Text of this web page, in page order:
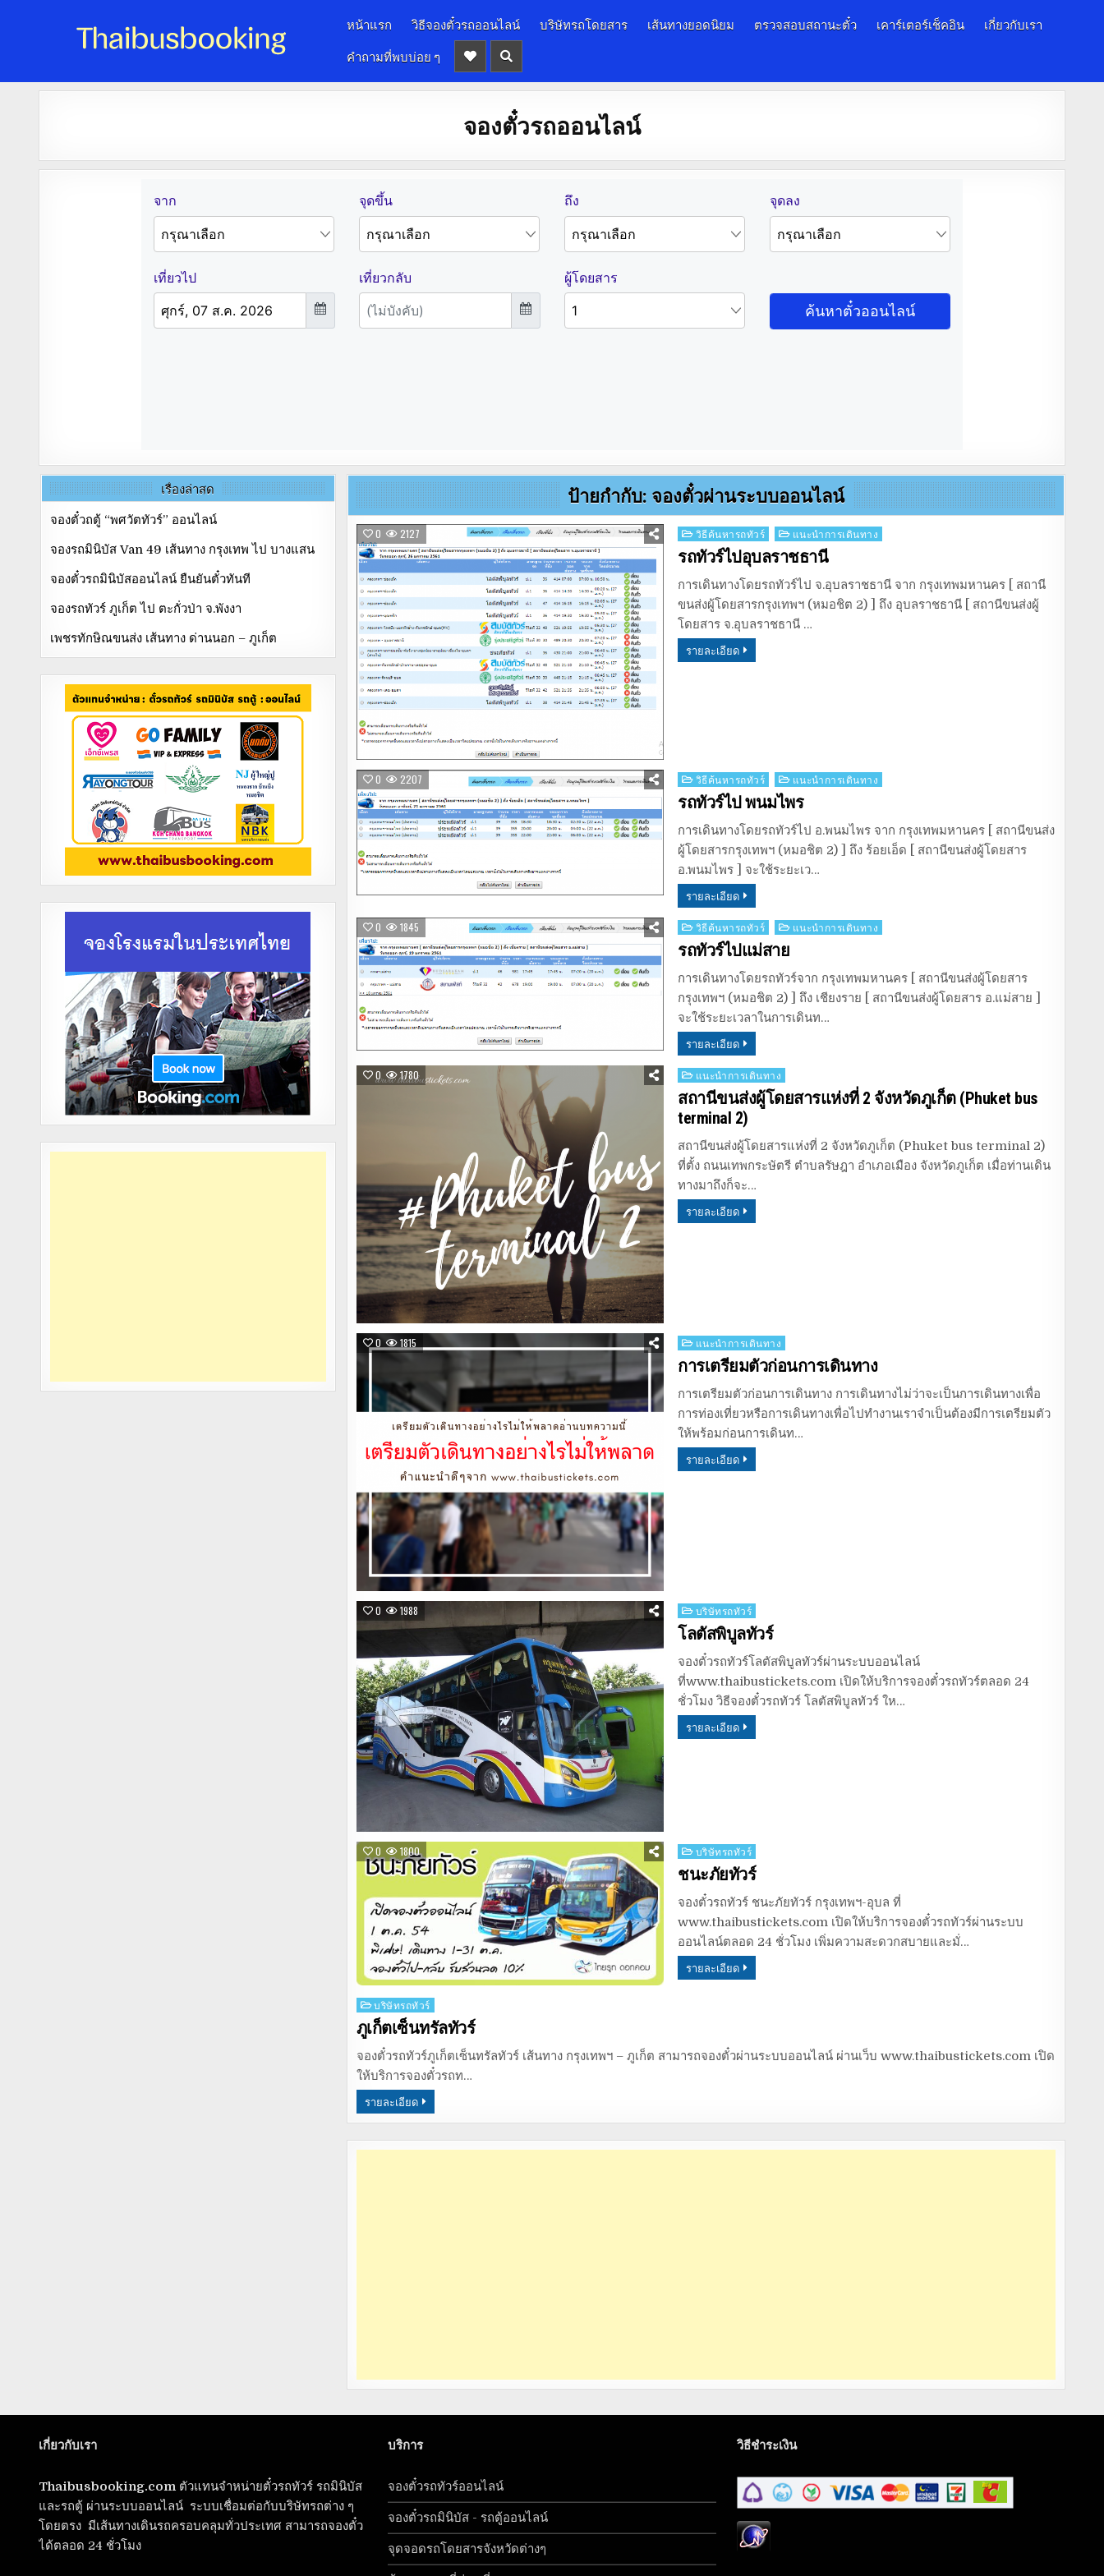
จองตั๋วรถออนไลน์ 24 ชั่วโมง
หน้าแรก วิธีจองตั๋วรถออนไลน์ บริษัทรถโดยสาร เส้นทางยอดนิยม ตรวจสอบสถานะตั๋ว เคาร์เตอร์เช็คอิน
เกี่ยวกับเรา
คำถามที่พบบ่อย ๆ
จองตั๋วรถออนไลน์
ป้ายกำกับ: จองตั๋วผ่านระบบออนไลน์
0 2127
Posted
in
วิธีค้นหารถทัวร์ แนะนำการเดินทาง
รถทัวร์ไปอุบลราชธานี
การเดินทางโดยรถทัวร์ไป จ.อุบลราชธานี จาก กรุงเทพมหานคร [ สถานี
ขนส่งผู้โดยสารกรุงเทพฯ (หมอชิต 2) ] ถึง อุบลราชธานี [ สถานีขนส่งผู้
โดยสาร จ.อุบลราชธานี …
รายละเอียด
0 2207
Posted
in
วิธีค้นหารถทัวร์ แนะนำการเดินทาง
รถทัวร์ไป พนมไพร
การเดินทางโดยรถทัวร์ไป อ.พนมไพร จาก กรุงเทพมหานคร [ สถานีขนส่ง
ผู้โดยสารกรุงเทพฯ (หมอชิต 2) ] ถึง ร้อยเอ็ด [ สถานีขนส่งผู้โดยสาร
อ.พนมไพร ] จะใช้ระยะเว…
รายละเอียด
0 1845
Posted
in
วิธีค้นหารถทัวร์ แนะนำการเดินทาง
รถทัวร์ไปแม่สาย
การเดินทางโดยรถทัวร์จาก กรุงเทพมหานคร [ สถานีขนส่งผู้โดยสาร
กรุงเทพฯ (หมอชิต 2) ] ถึง เชียงราย [ สถานีขนส่งผู้โดยสาร อ.แม่สาย ]
จะใช้ระยะเวลาในการเดินท…
รายละเอียด
0 1780
Posted
in
แนะนำการเดินทาง
สถานีขนส่งผู้โดยสารแห่งที่ 2 จังหวัดภูเก็ต (Phuket bus
terminal 2)
สถานีขนส่งผู้โดยสารแห่งที่ 2 จังหวัดภูเก็ต (Phuket bus terminal 2)
ที่ตั้ง ถนนเทพกระษัตรี ตำบลรัษฎา อำเภอเมือง จังหวัดภูเก็ต เมื่อท่านเดิน
ทางมาถึงก็จะ…
รายละเอียด
0 1815
Posted
in
แนะนำการเดินทาง
การเตรียมตัวก่อนการเดินทาง
การเตรียมตัวก่อนการเดินทาง การเดินทางไม่ว่าจะเป็นการเดินทางเพื่อ
การท่องเที่ยวหรือการเดินทางเพื่อไปทำงานเราจำเป็นต้องมีการเตรียมตัว
ให้พร้อมก่อนการเดินท…
รายละเอียด
0 1988
Posted
in
บริษัทรถทัวร์
โลตัสพิบูลทัวร์
จองตั๋วรถทัวร์โลตัสพิบูลทัวร์ผ่านระบบออนไลน์
ที่www.thaibustickets.com เปิดให้บริการจองตั๋วรถทัวร์ตลอด 24
ชั่วโมง วิธีจองตั๋วรถทัวร์ โลตัสพิบูลทัวร์ ให…
รายละเอียด
0 1800
Posted
in
บริษัทรถทัวร์
ชนะภัยทัวร์
จองตั๋วรถทัวร์ ชนะภัยทัวร์ กรุงเทพฯ-อุบล ที่
www.thaibustickets.com เปิดให้บริการจองตั๋วรถทัวร์ผ่านระบบ
ออนไลน์ตลอด 24 ชั่วโมง เพิ่มความสะดวกสบายและมั่…
รายละเอียด
Posted
in
บริษัทรถทัวร์
ภูเก็ตเซ็นทรัลทัวร์
จองตั๋วรถทัวร์ภูเก็ตเซ็นทรัลทัวร์ เส้นทาง กรุงเทพฯ – ภูเก็ต สามารถจองตั๋วผ่านระบบออนไลน์ ผ่านเว็บ www.thaibustickets.com เปิด
ให้บริการจองตั๋วรถท…
รายละเอียด
เรื่องล่าสุด
จองตั๋วถตู้ “พศวัตทัวร์” ออนไลน์
จองรถมินิบัส Van 49 เส้นทาง กรุงเทพ ไป บางแสน
จองตั๋วรถมินิบัสออนไลน์ ยืนยันตั๋วทันที
จองรถทัวร์ ภูเก็ต ไป ตะกั่วป่า จ.พังงา
เพชรทักษิณขนส่ง เส้นทาง ด่านนอก – ภูเก็ต
เกี่ยวกับเรา
Thaibusbooking.com ตัวแทนจำหน่ายตั๋วรถทัวร์ รถมินิบัส
และรถตู้ ผ่านระบบออนไลน์ ระบบเชื่อมต่อกับบริษัทรถต่าง ๆ
โดยตรง มีเส้นทางเดินรถครอบคลุมทั่วประเทศ สามารถจองตั๋ว
ได้ตลอด 24 ชั่วโมง
บริการ
จองตั๋วรถทัวร์ออนไลน์
จองตั๋วรถมินิบัส - รถตู้ออนไลน์
จุดจอดรถโดยสารจังหวัดต่างๆ
วิธีชำระเงิน